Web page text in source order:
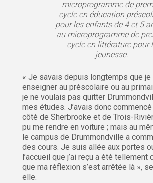
microprogramme de
cycle en éducation
pour les enfants de 4 et 5
au microprogramme de
cycle en littérature pour
jeunesse.
« Je savais depuis longtemps que je
enseigner au préscolaire ou au
je ne voulais pas quitter
mes études. J’avais donc
côté de Sherbrooke et de Trois-
pu me rendre en voiture ; mais au
le campus de Drummondville a
des cours. Je suis allée aux portes
l’accueil que j’ai reçu a été tellement
que ma réflexion s’est arrêtée là »,
elle.